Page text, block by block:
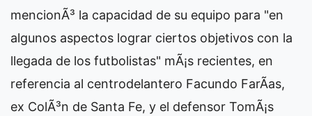
mencionÃ³ la capacidad de su equipo para "en
algunos aspectos lograr ciertos objetivos con la
llegada de los futbolistas" mÃ¡s recientes, en
referencia al centrodelantero Facundo FarÃ­as,
ex ColÃ³n de Santa Fe, y el defensor TomÃ¡s